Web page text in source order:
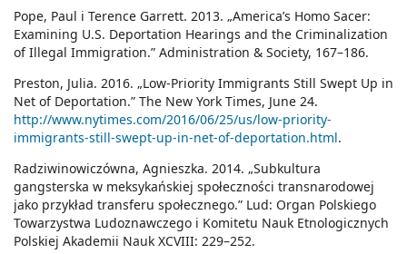
Pope, Paul i Terence Garrett. 2013. „America’s Homo Sacer:
Examining U.S. Deportation Hearings and the Criminalization
of Illegal Immigration.” Administration & Society, 167–186.
Preston, Julia. 2016. „Low-Priority Immigrants Still Swept Up in
Net of Deportation.” The New York Times, June 24.
http://www.nytimes.com/2016/06/25/us/low-priority-
immigrants-still-swept-up-in-net-of-deportation.html.
Radziwinowiczówna, Agnieszka. 2014. „Subkultura
gangsterska w meksykańskiej społeczności transnarodowej
jako przykład transferu społecznego.” Lud: Organ Polskiego
Towarzystwa Ludoznawczego i Komitetu Nauk Etnologicznych
Polskiej Akademii Nauk XCVIII: 229–252.